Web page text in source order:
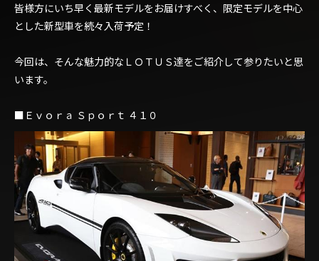
皆様方にいち早く最新モデルをお届けすべく、限定モデルを中心
とした新型車を続々入荷予定！
今回は、そんな魅力的なＬＯＴＵＳ達をご紹介して参りたいと思
います。
■Ｅｖｏｒａ Ｓｐｏｒｔ ４１０